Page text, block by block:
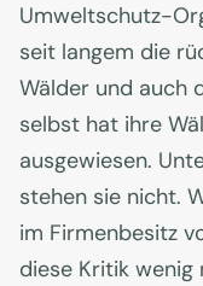
Umweltschutz-
seit langem die
Wälder und auch
selbst hat ihre
ausgewiesen.
stehen sie nicht.
im Firmenbesitz
diese Kritik wenig